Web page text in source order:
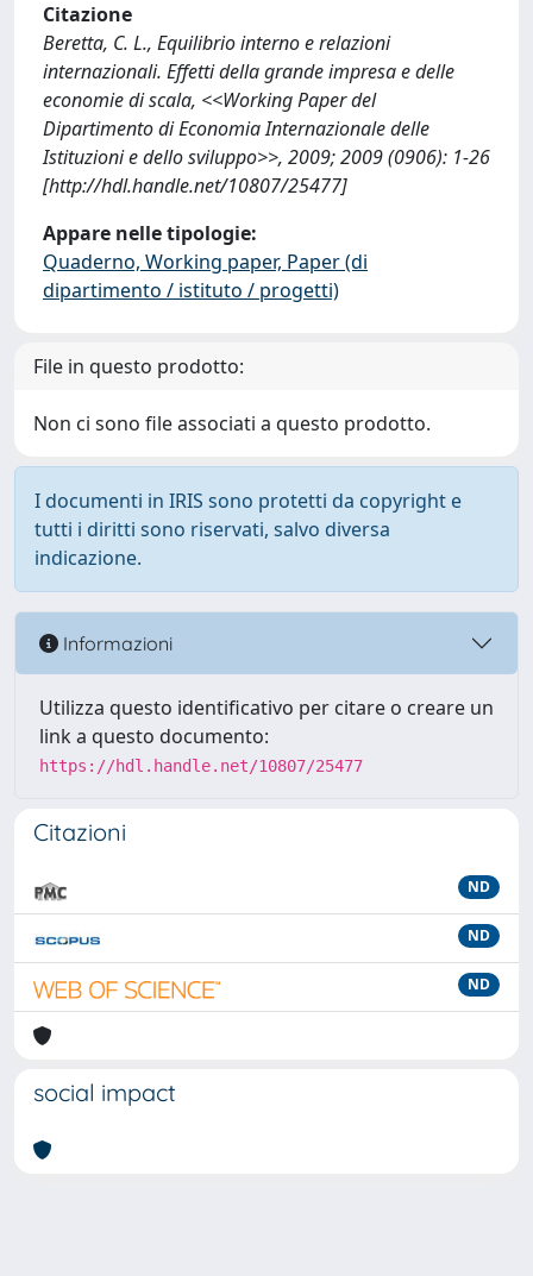
Citazione
Beretta, C. L., Equilibrio interno e relazioni
internazionali. Effetti della grande impresa e delle
economie di scala, <<Working Paper del
Dipartimento di Economia Internazionale delle
Istituzioni e dello sviluppo>>, 2009; 2009 (0906): 1-26
[http://hdl.handle.net/10807/25477]
Appare nelle tipologie:
Quaderno, Working paper, Paper (di
dipartimento / istituto / progetti)
File in questo prodotto:
Non ci sono file associati a questo prodotto.
I documenti in IRIS sono protetti da copyright e
tutti i diritti sono riservati, salvo diversa
indicazione.
Informazioni
Utilizza questo identificativo per citare o creare un
link a questo documento:
https://hdl.handle.net/10807/25477
Citazioni
ND
ND
ND
social impact